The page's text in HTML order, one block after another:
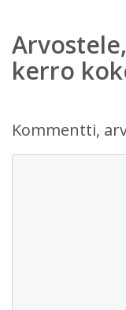
kerro
Kommentti,